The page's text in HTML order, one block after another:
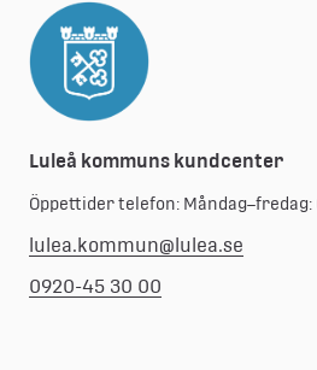
Luleå kommuns kundcenter
Öppettider telefon: Måndag–fredag:
lulea.kommun@lulea.se
0920-45 30 00